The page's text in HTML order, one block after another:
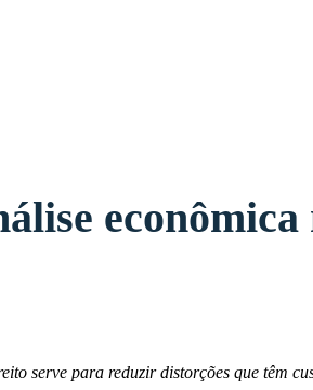
econômica
serve para reduzir distorções que têm